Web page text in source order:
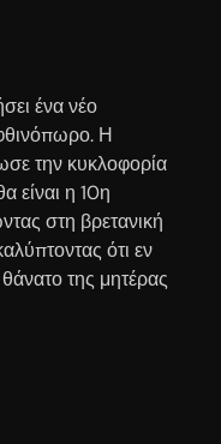
ένα νέο
Η
την κυκλοφορία
είναι η 10η
στη βρετανική
ότι εν
της μητέρας